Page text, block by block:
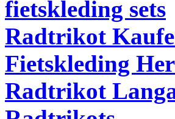
fietskleding sets
Radtrikot
Fietskleding
Radtrikot